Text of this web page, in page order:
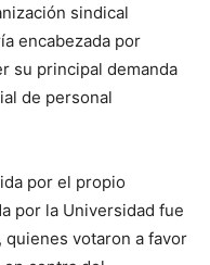
sindical
encabezada por
su principal demanda
de personal
por el propio
por la Universidad fue
votaron a favor